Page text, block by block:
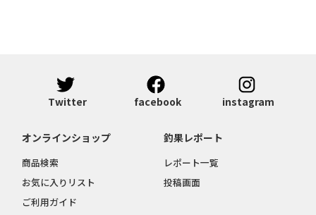
Twitter facebook instagram
オンラインショップ
商品検索
お気に入りリスト
ご利用ガイド
釣果レポート
レポート一覧
投稿画面